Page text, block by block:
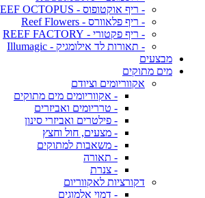
- ריף אוקטופוס - REEF OCTOPUS
- ריף פלאוורס - Reef Flowers
- ריף פקטורי - REEF FACTORY
- תאורות לד אילומגיק - Illumagic
מבצעים
מים מתוקים
אקווריומים וציודם
- אקווריומים מים מתוקים
- טרריומים ואביזרים
- פילטרים ואביזרי סינון
- מצעים, חול וחצץ
- משאבות למתוקים
- תאורה
- צנרת
דקורציות לאקווריום
- דמוי אלמוגים